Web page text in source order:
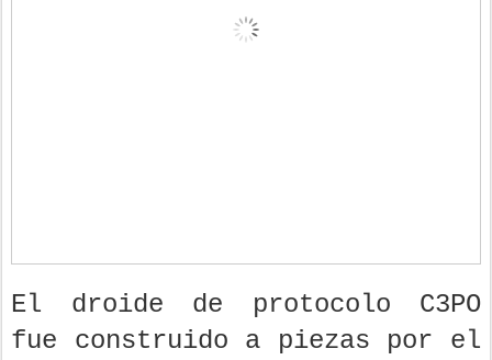
El droide de protocolo C3PO
fue construido a piezas por el